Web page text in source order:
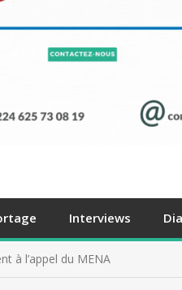
Interviews
à l’appel du MENA